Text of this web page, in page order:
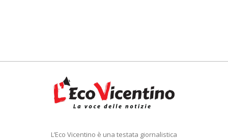
L’Eco Vicentino è una testata giornalistica